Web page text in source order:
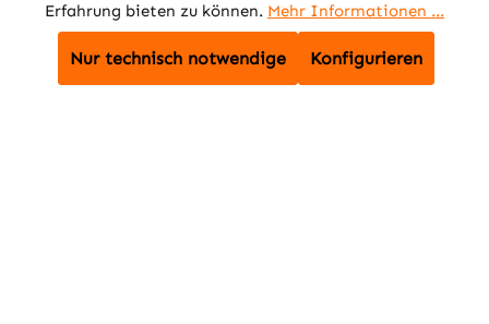
Zum Artikel
Erfahrung bieten zu können. Mehr Informationen ...
Nur technisch notwendige Konfigurieren